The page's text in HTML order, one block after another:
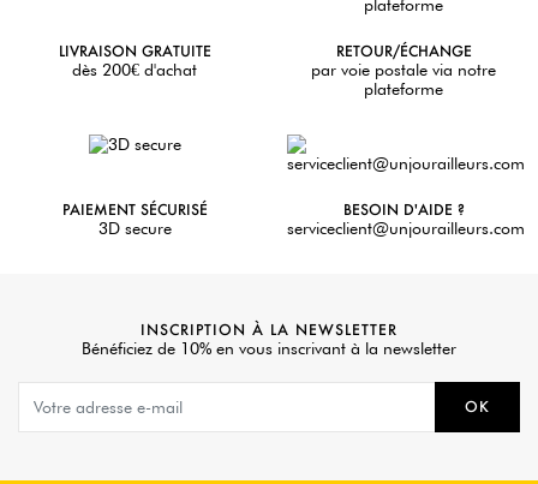
LIVRAISON GRATUITE
dès 200€ d'achat
RETOUR/ÉCHANGE
par voie postale via notre
plateforme
PAIEMENT SÉCURISÉ
3D secure
BESOIN D'AIDE ?
serviceclient@unjourailleurs.com
INSCRIPTION À LA NEWSLETTER
Bénéficiez de 10% en vous inscrivant à la newsletter
OK